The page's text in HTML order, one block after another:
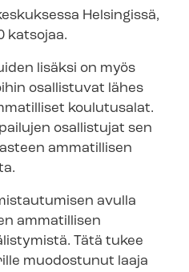
Helsingissä,
katsojaa.
lisäksi on myös
osallistuvat lähes
koulutusalat.
osallistujat sen
ammatillisen
avulla
ammatillisen
Tätä tukee
muodostunut laaja